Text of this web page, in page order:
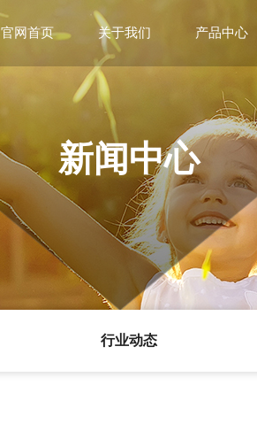
官网首页 关于我们
企业展示
产品中心
新闻中心
行业动态